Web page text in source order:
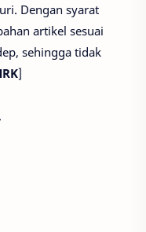
Dengan syarat
artikel sesuai
sehingga tidak
]